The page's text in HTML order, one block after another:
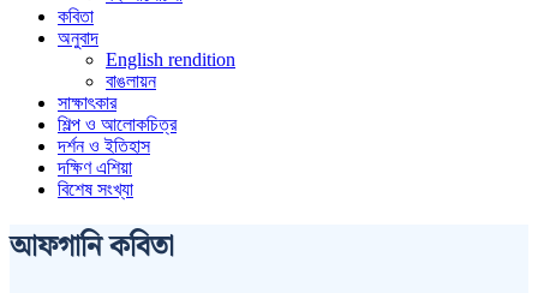
কবিতা
অনুবাদ
English rendition
বাঙলায়ন
সাক্ষাৎকার
শিল্প ও আলোকচিত্র
দর্শন ও ইতিহাস
দক্ষিণ এশিয়া
বিশেষ সংখ্যা
আফগানি কবিতা